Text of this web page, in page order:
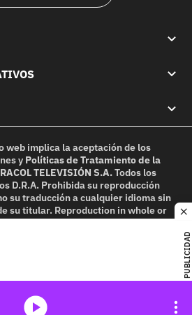
PUBLICIDAD
web implica la aceptación de los
y Políticas de Tratamiento de la
TELEVISIÓN S.A.Todos los
D.R.A. Prohibida su reproducción
su traducción a cualquier idioma sin
su titular. Reproduction in whole or
without written permission is